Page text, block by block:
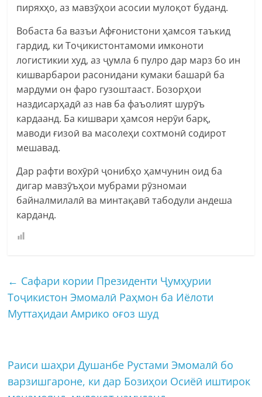
пиряхҳо, аз мавзӯҳои асосии мулоқот буданд.
Вобаста ба вазъи Афғонистони ҳамсоя таъкид
гардид, ки Тоҷикистонтамоми имконоти
логистикии худ, аз ҷумла 6 пулро дар марз бо ин
кишварбарои расонидани кумаки башарӣ ба
мардуми он фаро гузоштааст. Бозорҳои
наздисарҳадӣ аз нав ба фаъолият шурӯъ
кардаанд. Ба кишвари ҳамсоя нерӯи барқ,
маводи ғизоӣ ва масолеҳи сохтмонӣ содирот
мешавад.
Дар рафти вохӯрӣ ҷонибҳо ҳамчунин оид ба
дигар мавзӯъҳои мубрами рӯзномаи
байналмилалӣ ва минтақавӣ табодули андеша
карданд.
← Сафари кории Президенти Ҷумҳурии
Тоҷикистон Эмомалӣ Раҳмон ба Иёлоти
Муттаҳидаи Амрико оғоз шуд
Раиси шаҳри Душанбе Рустами Эмомалӣ бо
варзишгароне, ки дар Бозиҳои Осиёӣ иштирок